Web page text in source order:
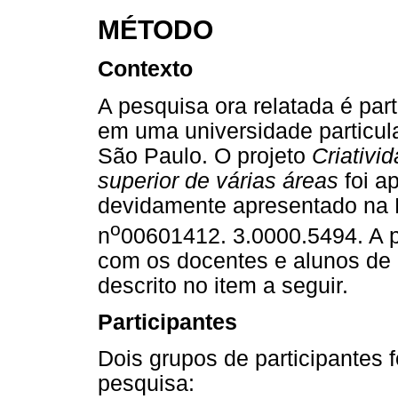
MÉTODO
Contexto
A pesquisa ora relatada é
em uma universidade
São Paulo. O projeto
superior de várias áreas foi
devidamente apresentado
no00601412. 3.0000.5494. A
com os docentes e alunos
descrito no item a seguir.
Participantes
Dois grupos de participantes
pesquisa: